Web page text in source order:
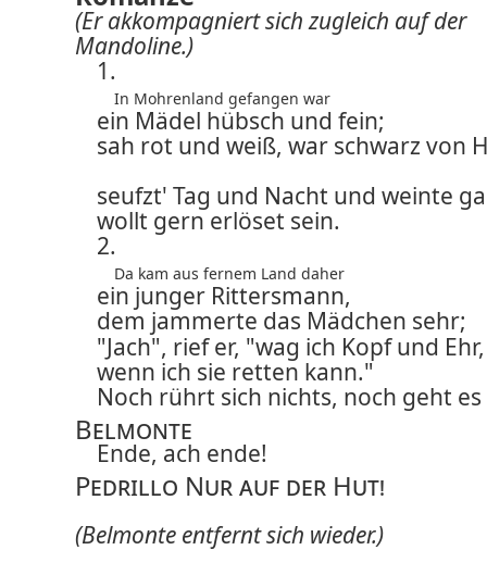
(Er akkompagniert sich zugleich auf der
Mandoline.)
1.
In Mohrenland gefangen war
ein Mädel hübsch und fein;
sah rot und weiß, war schwarz von
seufzt' Tag und Nacht und weinte
wollt gern erlöset sein.
2.
Da kam aus fernem Land daher
ein junger Rittersmann,
dem jammerte das Mädchen sehr;
"Jach", rief er, "wag ich Kopf und Ehr,
wenn ich sie retten kann."
Noch rührt sich nichts, noch geht
Belmonte
Ende, ach ende!
Pedrillo Nur auf der Hut!
(Belmonte entfernt sich wieder.)